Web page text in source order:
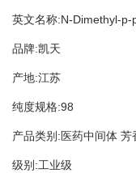
英文名称:N-Dimethyl-
品牌:凯天
产地:江苏
纯度规格:98
产品类别:医药中间体 芳
级别:工业级